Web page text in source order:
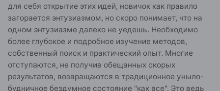
для себя открытие этих идей, новичок как правило
загорается энтузиазмом, но скоро понимает, что на
одном энтузиазме далеко не уедешь. Необходимо
более глубокое и подробное изучение методов,
собственный поиск и практический опыт. Многие
отступаются, не получив обещанных скорых
результатов, возвращаются в традиционное уныло-
будничное бездумное состояние "как все". Это ведь